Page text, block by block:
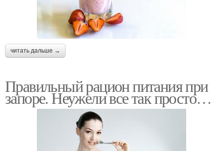
читать дальше →
Правильный рацион питания при
запоре. Неужели все так просто…